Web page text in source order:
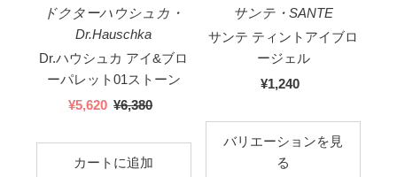
ー
ドクターハウシュカ・
Dr.Hauschka
Dr.ハウシュカ アイ&ブロ
ーパレット01ストーン
セ
ル
ス
¥5,620 国
価
格
¥6,380
サンテ・SANTE
サンテ ティントアイブロ
ージェル
国
価
格
¥1,240
バリエーションを見
る